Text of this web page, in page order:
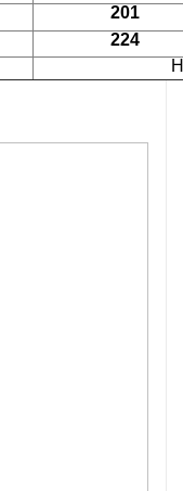
201
224